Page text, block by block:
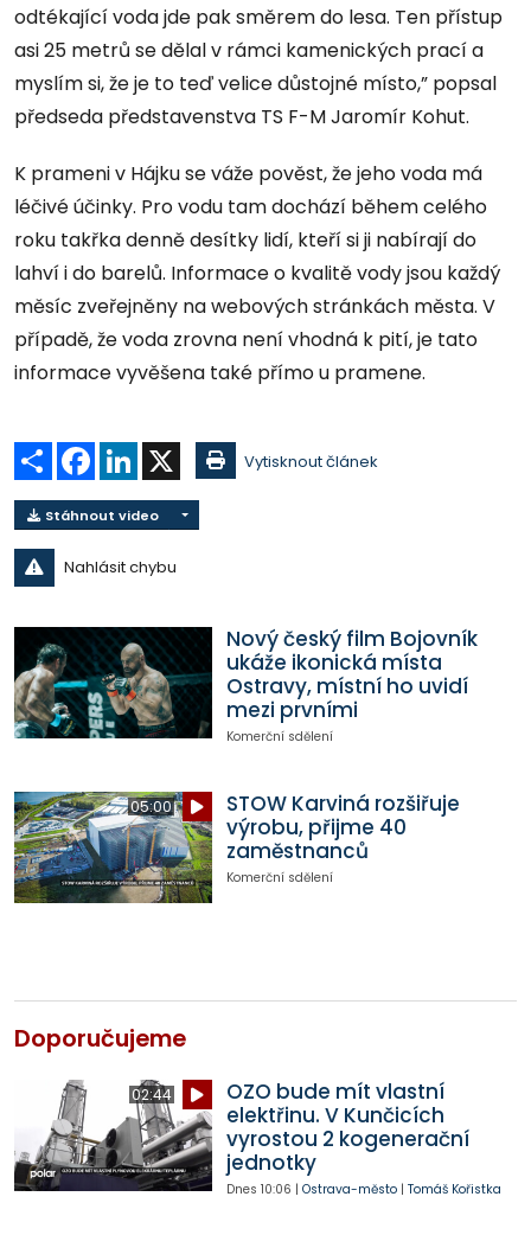
odtékající voda jde pak směrem do lesa. Ten přístup
asi 25 metrů se dělal v rámci kamenických prací a
myslím si, že je to teď velice důstojné místo,” popsal
předseda představenstva TS F-M Jaromír Kohut.
K prameni v Hájku se váže pověst, že jeho voda má
léčivé účinky. Pro vodu tam dochází během celého
roku takřka denně desítky lidí, kteří si ji nabírají do
lahví i do barelů. Informace o kvalitě vody jsou každý
měsíc zveřejněny na webových stránkách města. V
případě, že voda zrovna není vhodná k pití, je tato
informace vyvěšena také přímo u pramene.
Sdílet Facebook
LinkedIn Vytisknout článek
Stáhnout video
Nahlásit chybu
Nový český film Bojovník
ukáže ikonická místa
Ostravy, místní ho uvidí
mezi prvními
Komerční sdělení
05:00
STOW Karviná rozšiřuje
výrobu, přijme 40
zaměstnanců
Komerční sdělení
Doporučujeme
02:44
OZO bude mít vlastní
elektřinu. V Kunčicích
vyrostou 2 kogenerační
jednotky
Dnes 10:06 | Ostrava-město| Tomáš Kořistka